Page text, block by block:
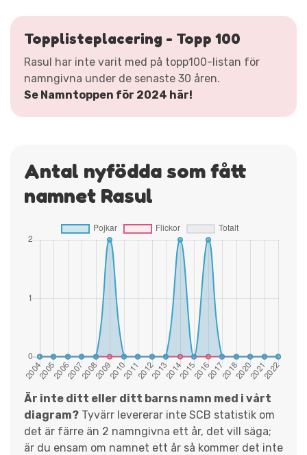
Topplisteplacering - Topp 100
Rasul har inte varit med på topp100-listan för
namngivna under de senaste 30 åren.
Se Namntoppen för 2024 här!
Antal nyfödda som fått
namnet Rasul
Är inte ditt eller ditt barns namn med i vårt
diagram? Tyvärr levererar inte SCB statistik om
det är färre än 2 namngivna ett år, det vill säga;
är du ensam om namnet ett år så kommer det inte